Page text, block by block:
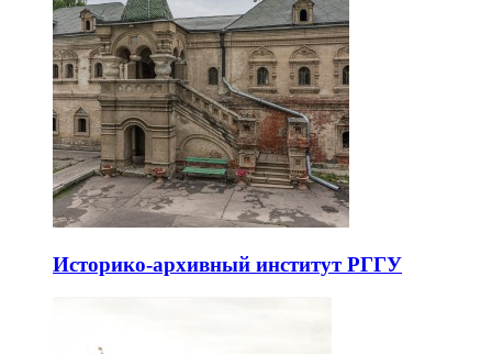
Историко-архивный институт РГГУ